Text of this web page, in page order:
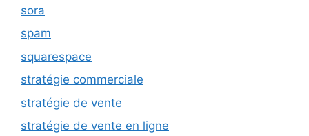
sora
spam
squarespace
stratégie commerciale
stratégie de vente
stratégie de vente en ligne